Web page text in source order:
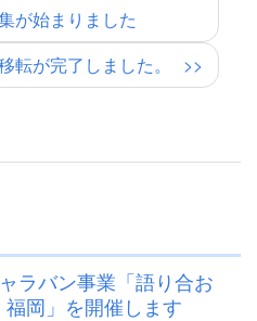
が始まりました
転が完了しました。
ラバン事業「語り合お
岡」を開催します